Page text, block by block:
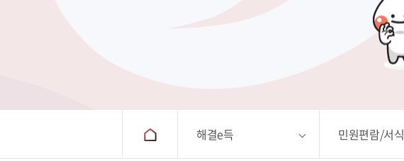
해결e득 민원편람/서식